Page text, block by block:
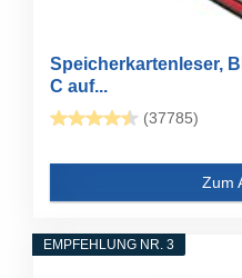
Speicherkartenleser,
C auf...
(37785)
Zum
EMPFEHLUNG NR. 3